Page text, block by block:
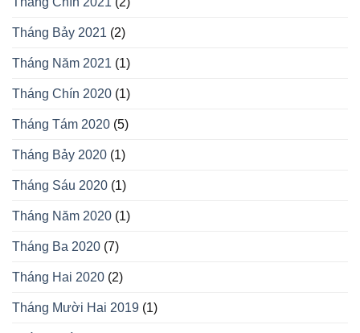
Tháng Bảy 2021 (2)
Tháng Năm 2021 (1)
Tháng Chín 2020 (1)
Tháng Tám 2020 (5)
Tháng Bảy 2020 (1)
Tháng Sáu 2020 (1)
Tháng Năm 2020 (1)
Tháng Ba 2020 (7)
Tháng Hai 2020 (2)
Tháng Mười Hai 2019 (1)